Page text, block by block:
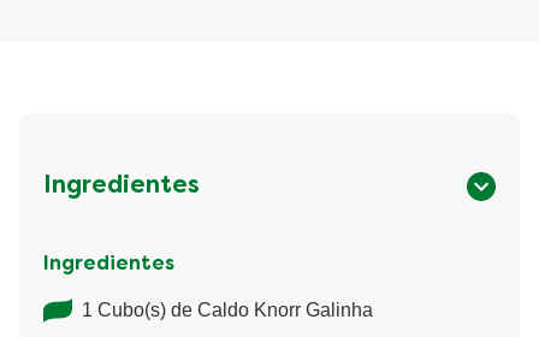
Ingredientes
Ingredientes
1 Cubo(s) de Caldo Knorr Galinha